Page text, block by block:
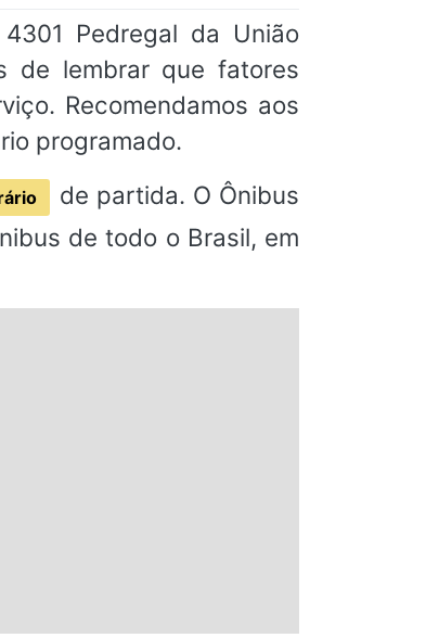
Pedregal da União
de lembrar que fatores
Recomendamos aos
programado.
de partida. O Ônibus
de todo o Brasil, em